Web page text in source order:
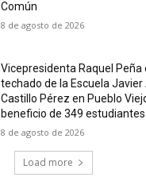
Común
8 de agosto de 2026
Vicepresidenta Raquel Peña
techado de la Escuela
Castillo Pérez en Pueblo
beneficio de 349 estudiantes
8 de agosto de 2026
Load more